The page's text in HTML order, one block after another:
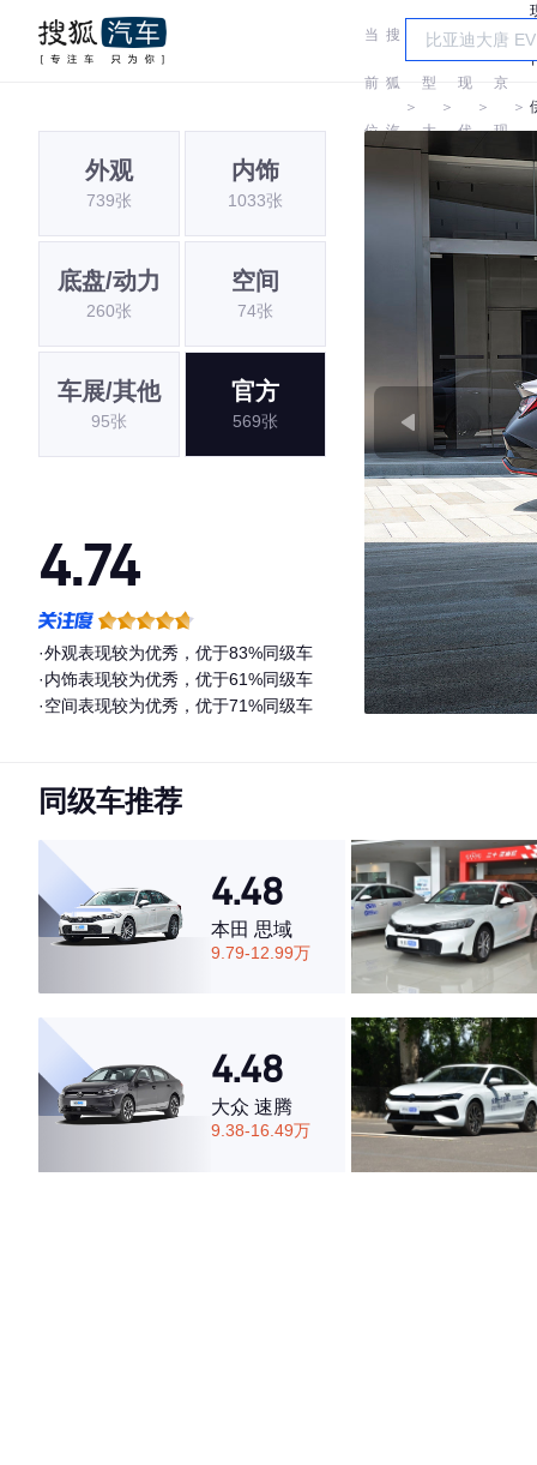
当
前
位
搜
狐
汽
＞
车
型
大
全
＞
现
代
＞
北
京
现
代
＞
外观
739张
内饰
1033张
底盘/动力
260张
空间
74张
车展/其他
95张
官方
569张
4.74
·外观表现较为优秀，优于83%同级车
·内饰表现较为优秀，优于61%同级车
·空间表现较为优秀，优于71%同级车
同级车推荐
4.48
本田 思域
9.79-12.99万
4.48
大众 速腾
9.38-16.49万